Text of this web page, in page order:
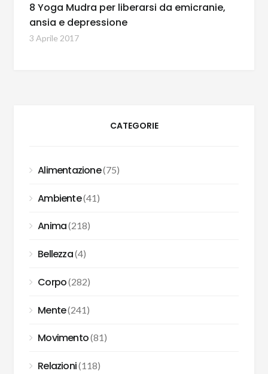
8 Yoga Mudra per liberarsi da emicranie,
ansia e depressione
3 Aprile 2017
CATEGORIE
Alimentazione(75)
Ambiente(41)
Anima(218)
Bellezza(4)
Corpo(282)
Mente(241)
Movimento(81)
Relazioni(118)